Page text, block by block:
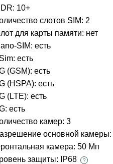
10+
слотов SIM: 2
для карты памяти: нет
SIM: есть
есть
(GSM): есть
(HSPA): есть
(LTE): есть
есть
камер: 3
основной камеры:
камера: 50 Мп
защиты:
IP68 ?